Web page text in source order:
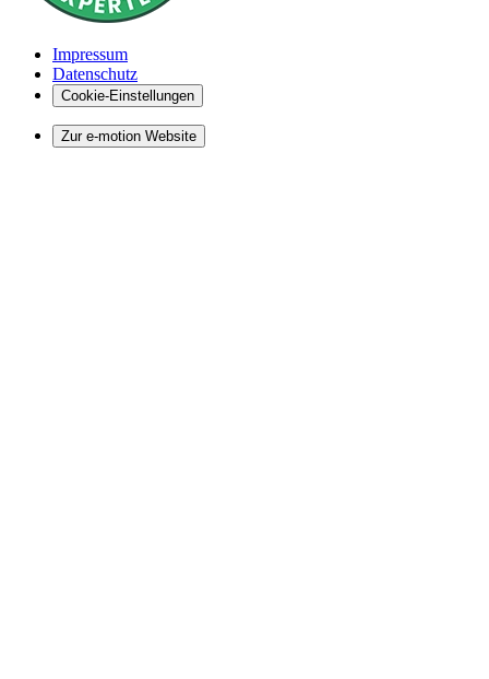
Impressum
Datenschutz
Cookie-Einstellungen
Zur e-motion Website